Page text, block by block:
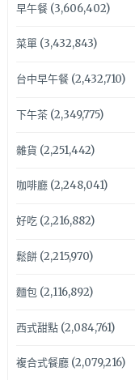
早午餐(3,606,402)
菜單(3,432,843)
台中早午餐(2,432,710)
下午茶(2,349,775)
雜貨 (2,251,442)
咖啡廳(2,248,041)
好吃(2,216,882)
鬆餅(2,215,970)
麵包(2,116,892)
西式甜點(2,084,761)
複合式餐廳(2,079,216)